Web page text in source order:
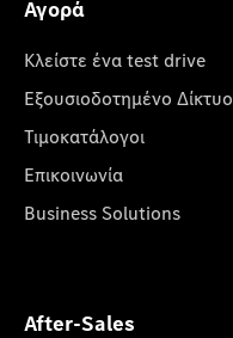
Αγορά
Κλείστε ένα test drive
Εξουσιοδοτημένο Δίκτυο
Τιμοκατάλογοι
Επικοινωνία
Business Solutions
After-Sales